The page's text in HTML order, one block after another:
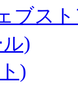
ブス
)
)